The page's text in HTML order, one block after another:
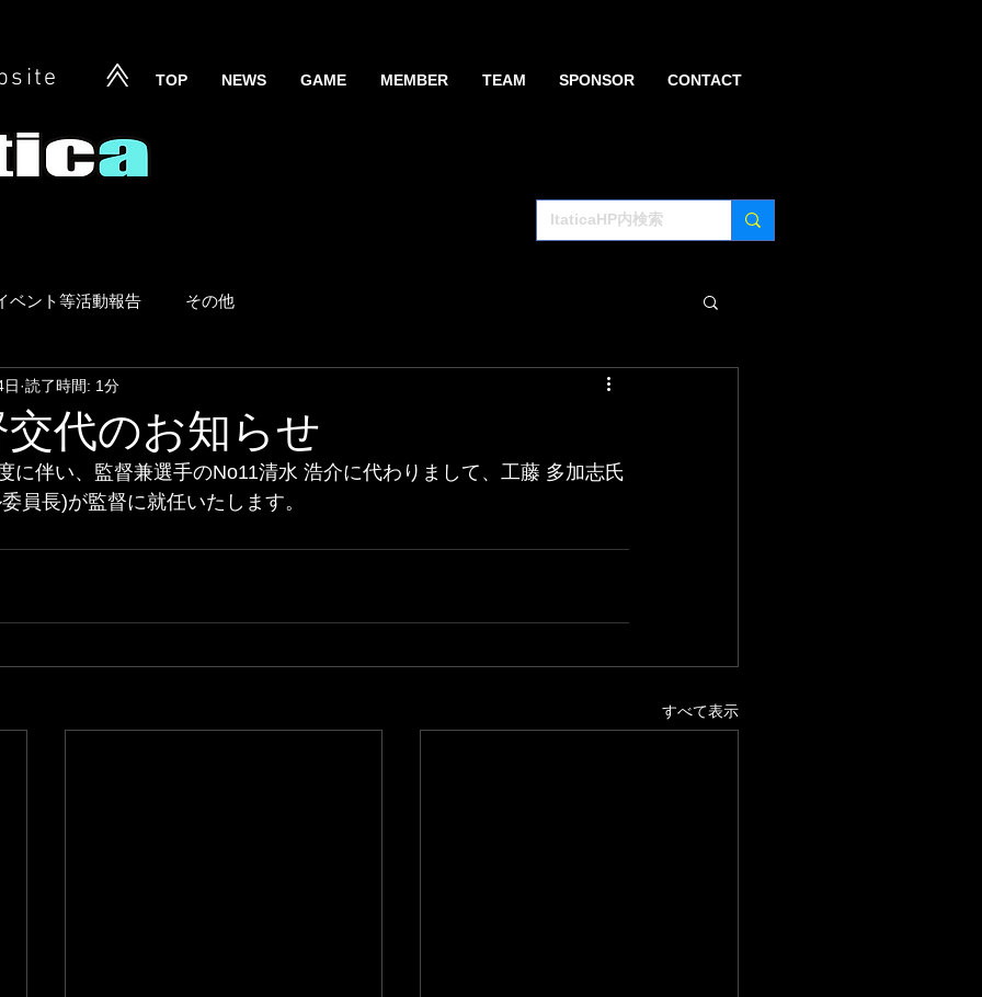
TOP NEWS GAME MEMBER TEAM SPONSOR CONTACT
ベント等活動報告 その他
代のお知らせ
読了時間: 1分
に伴い、監督兼選手のNo11清水 浩介に代わりまして、工藤 多加志氏
員長)が監督に就任いたします。
すべて表示